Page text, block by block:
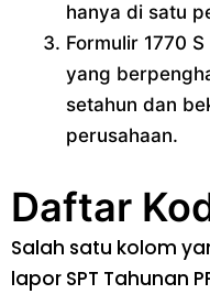
hanya di satu
Formulir 1770
yang
setahun dan
perusahaan.
Daftar
Salah satu kolom
lapor SPT Tahunan